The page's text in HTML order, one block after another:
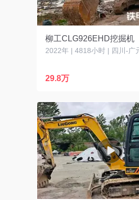
柳工CLG926EHD挖掘机
2022年 | 4818小时 | 四川-广
29.8万